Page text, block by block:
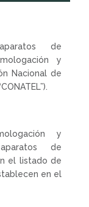
de
y
Nacional de
y
de
el listado de
en el